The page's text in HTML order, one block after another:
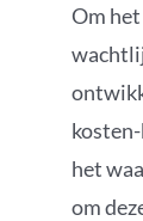
Om
het
om